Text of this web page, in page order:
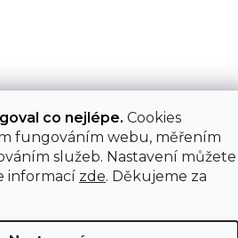
co nejlépe. Cookies
fungováním webu, měřením
služeb. Nastavení můžete
informací zde. Děkujeme za